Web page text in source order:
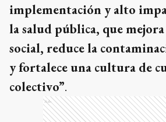
implementación y alto
la salud pública, que
social, reduce la
y fortalece una cultura de
colectivo”.
Ads